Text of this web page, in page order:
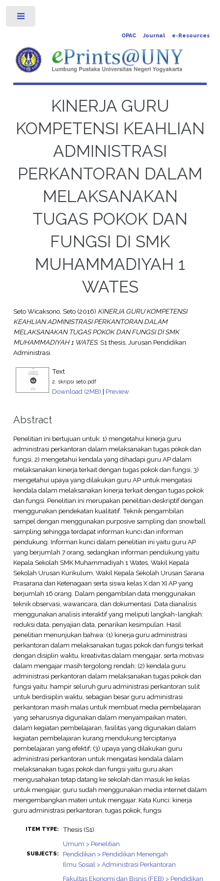
OPAC Journal e-Resources
KINERJA GURU
KOMPETENSI KEAHLIAN
ADMINISTRASI
PERKANTORAN DALAM
MELAKSANAKAN
TUGAS POKOK DAN
FUNGSI DI SMK
MUHAMMADIYAH 1
WATES
Seto Wicaksono, Seto(2016) KINERJA GURU KOMPETENSI
KEAHLIAN ADMINISTRASI PERKANTORAN DALAM
MELAKSANAKAN TUGAS POKOK DAN FUNGSI DI SMK
MUHAMMADIYAH 1 WATES. S1 thesis, Jurusan Pendidikan
Administrasi.
Text
2. skripsi seto.pdf
Download (2MB) | Preview
Abstract
Penelitian ini bertujuan untuk: 1) mengetahui kinerja guru
administrasi perkantoran dalam melaksanakan tugas pokok dan
fungsi, 2) mengetahui kendala yang dihadapi guru AP dalam
melaksanakan kinerja terkait dengan tugas pokok dan fungsi, 3)
mengetahui upaya yang dilakukan guru AP untuk mengatasi
kendala dalam melaksanakan kinerja terkait dengan tugas pokok
dan fungsi. Penelitian ini merupakan penelitian deskriptif dengan
menggunakan pendekatan kualitatif. Teknik pengambilan
sampel dengan menggunakan purposive sampling dan snowball
sampling sehingga terdapat informan kunci dan informan
pendukung. Informan kunci dalam penelitian ini yaitu guru AP
yang berjumlah 7 orang, sedangkan informan pendukung yaitu
Kepala Sekolah SMK Muhammadiyah 1 Wates, Wakil Kepala
Sekolah Urusan Kurikulum, Wakil Kepala Sekolah Urusan Sarana
Prasarana dan Ketenagaan serta siswa kelas X dan XI AP yang
berjumlah 16 orang. Dalam pengambilan data menggunakan
teknik observasi, wawancara, dan dokumentasi. Data dianalisis
menggunakan analisis interaktif yang meliputi langkah-langkah:
reduksi data, penyajian data, penarikan kesimpulan. Hasil
penelitian menunjukan bahwa: (1) kinerja guru administrasi
perkantoran dalam melaksanakan tugas pokok dan fungsi terkait
dengan disiplin waktu, kreativitas dalam mengajar, serta motivasi
dalam mengajar masih tergolong rendah; (2) kendala guru
administrasi perkantoran dalam melaksanakan tugas pokok dan
fungsi yaitu: hampir seluruh guru administrasi perkantoran sulit
untuk berdisiplin waktu, sebagian besar guru administrasi
perkantoran masih malas untuk membuat media pembelajaran
yang seharusnya digunakan dalam menyampaikan materi,
dalam kegiatan pembelajaran, fasilitas yang digunakan dalam
kegiatan pembelajaran kurang mendukung terciptanya
pembelajaran yang efektif; (3) upaya yang dilakukan guru
administrasi perkantoran untuk mengatasi kendala dalam
melaksanakan tugas pokok dan fungsi yaitu guru akan
mengusahakan tetap datang ke sekolah dan masuk ke kelas
untuk mengajar, guru sudah menggunakan media internet dalam
mengembangkan materi untuk mengajar. Kata Kunci: kinerja
guru administrasi perkantoran, tugas pokok, fungsi
ITEM TYPE: Thesis (S1)
SUBJECTS:
Umum > Penelitian
Pendidikan > Pendidikan Menengah
Ilmu Sosial > Administrasi Perkantoran
Fakultas Ekonomi dan Bisnis (FEB) > Pendidikan